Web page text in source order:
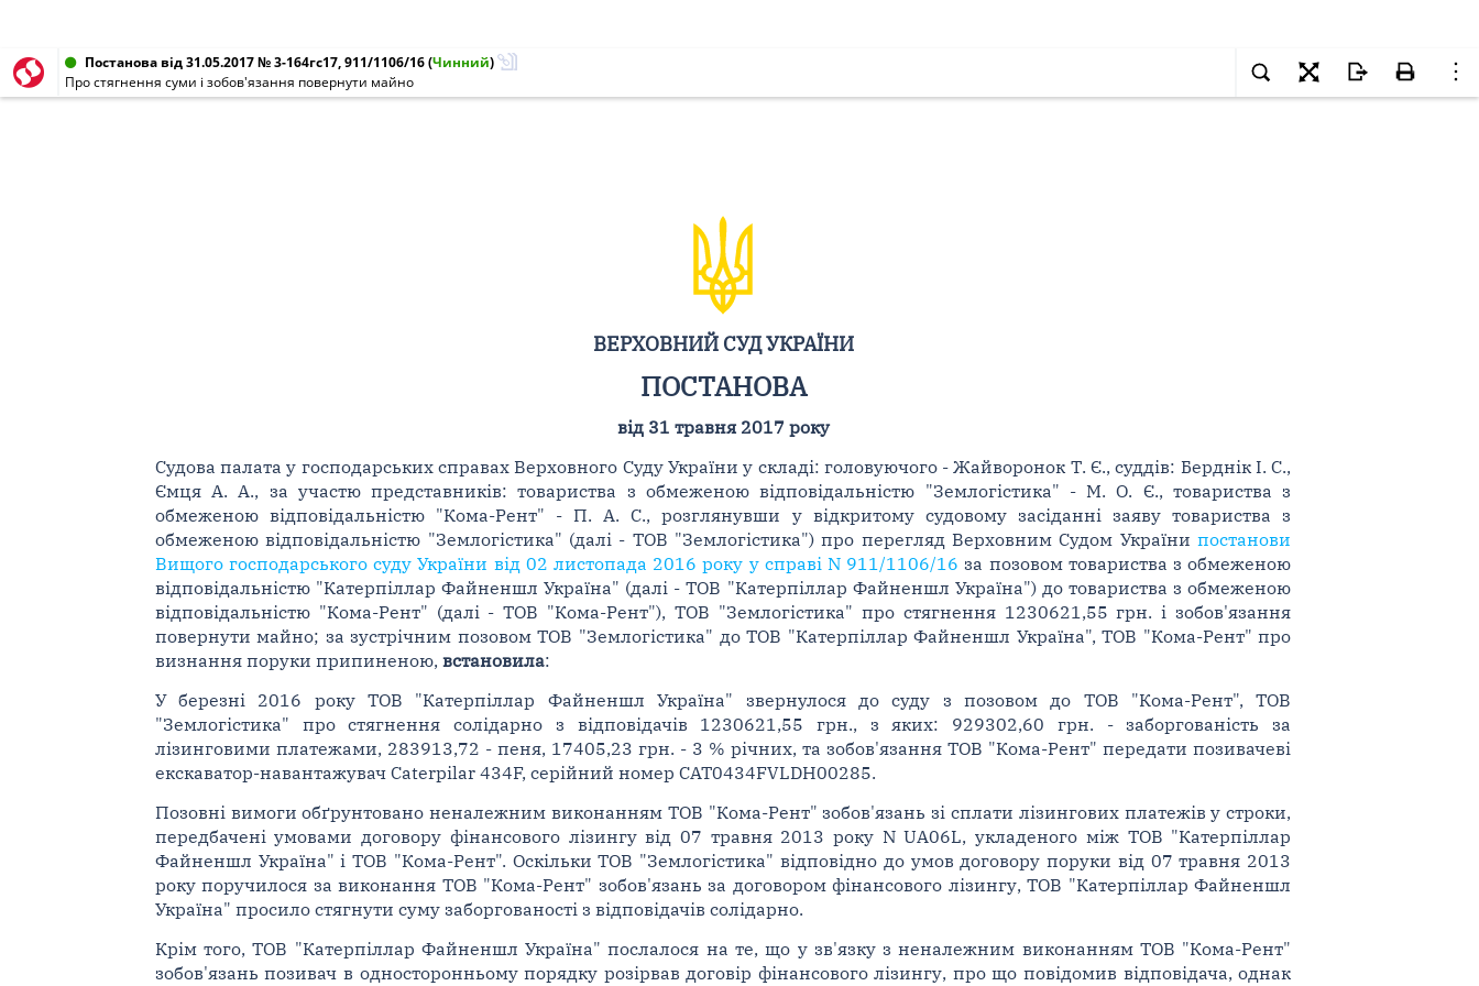
Постанова від 31.05.2017 № 3-164гс17, 911/1106/16(Чинний)
Про стягнення суми і зобов'язання повернути майно
ВЕРХОВНИЙ СУД УКРАЇНИ
ПОСТАНОВА
від 31 травня 2017 року
Судова палата у господарських справах Верховного Суду України у складі: головуючого - Жайворонок Т. Є., суддів: Берднік І. С.,
Ємця А. А., за участю представників: товариства з обмеженою відповідальністю "Землогістика" - М. О. Є., товариства з
обмеженою відповідальністю "Кома-Рент" - П. А. С., розглянувши у відкритому судовому засіданні заяву товариства з
обмеженою відповідальністю "Землогістика" (далі - ТОВ "Землогістика") про перегляд Верховним Судом Українипостанови
Вищого господарського суду України від 02 листопада 2016 року у справі N 911/1106/16 за позовом товариства з обмеженою
відповідальністю "Катерпіллар Файненшл Україна" (далі - ТОВ "Катерпіллар Файненшл Україна") до товариства з обмеженою
відповідальністю "Кома-Рент" (далі - ТОВ "Кома-Рент"), ТОВ "Землогістика" про стягнення 1230621,55 грн. і зобов'язання
повернути майно; за зустрічним позовом ТОВ "Землогістика" до ТОВ "Катерпіллар Файненшл Україна", ТОВ "Кома-Рент" про
визнання поруки припиненою, встановила:
У березні 2016 року ТОВ "Катерпіллар Файненшл Україна" звернулося до суду з позовом до ТОВ "Кома-Рент", ТОВ
"Землогістика" про стягнення солідарно з відповідачів 1230621,55 грн., з яких: 929302,60 грн. - заборгованість за
лізинговими платежами, 283913,72 - пеня, 17405,23 грн. - 3 % річних, та зобов'язання ТОВ "Кома-Рент" передати позивачеві
екскаватор-навантажувач Caterpilar 434F, серійний номер САТ0434FVLDH00285.
Позовні вимоги обґрунтовано неналежним виконанням ТОВ "Кома-Рент" зобов'язань зі сплати лізингових платежів у строки,
передбачені умовами договору фінансового лізингу від 07 травня 2013 року N UA06L, укладеного між ТОВ "Катерпіллар
Файненшл Україна" і ТОВ "Кома-Рент". Оскільки ТОВ "Землогістика" відповідно до умов договору поруки від 07 травня 2013
року поручилося за виконання ТОВ "Кома-Рент" зобов'язань за договором фінансового лізингу, ТОВ "Катерпіллар Файненшл
Україна" просило стягнути суму заборгованості з відповідачів солідарно.
Крім того, ТОВ "Катерпіллар Файненшл Україна" послалося на те, що у зв'язку з неналежним виконанням ТОВ "Кома-Рент"
зобов'язань позивач в односторонньому порядку розірвав договір фінансового лізингу, про що повідомив відповідача, однак